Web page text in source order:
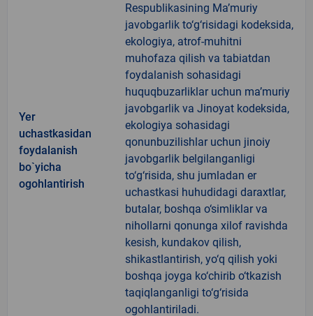
Yer
uchastkasidan
foydalanish
bo`yicha
ogohlantirish
Respublikasining Ma’muriy
javobgarlik to‘g‘risidagi kodeksida,
ekologiya, atrof-muhitni
muhofaza qilish va tabiatdan
foydalanish sohasidagi
huquqbuzarliklar uchun ma’muriy
javobgarlik va Jinoyat kodeksida,
ekologiya sohasidagi
qonunbuzilishlar uchun jinoiy
javobgarlik belgilanganligi
to‘g‘risida, shu jumladan er
uchastkasi huhudidagi daraxtlar,
butalar, boshqa o‘simliklar va
nihollarni qonunga xilof ravishda
kesish, kundakov qilish,
shikastlantirish, yo‘q qilish yoki
boshqa joyga ko‘chirib o‘tkazish
taqiqlanganligi to‘g‘risida
ogohlantiriladi.